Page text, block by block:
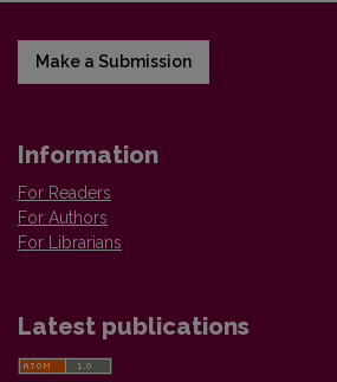
Make a Submission
Information
For Readers
For Authors
For Librarians
Latest publications